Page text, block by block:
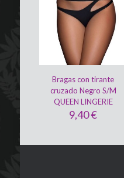
Bragas con tirante
cruzado Negro S/M
QUEEN LINGERIE
9,40€